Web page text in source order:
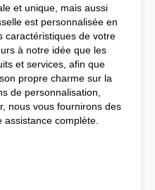
et unique, mais aussi
est personnalisée en
caractéristiques de votre
à notre idée que les
et services, afin que
propre charme sur la
de personnalisation,
nous vous fournirons des
assistance complète.